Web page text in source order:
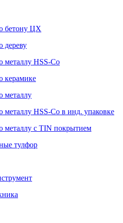
бетону ЦХ
дереву
металлу HSS-Co
керамике
металлу
металлу HSS-Co в инд. упаковке
металлу с TIN покрытием
тулфор